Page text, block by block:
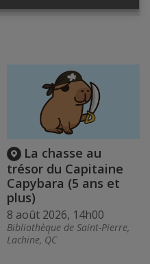
La chasse au
trésor du Capitaine
Capybara (5 ans et
plus)
8 août 2026, 14h00
Bibliothèque de Saint-Pierre,
Lachine, QC